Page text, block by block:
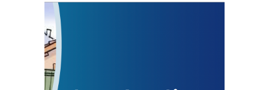
Statut de l’élu local
3 avril 2024
Mise à jour avril 2024
FEUILLETER